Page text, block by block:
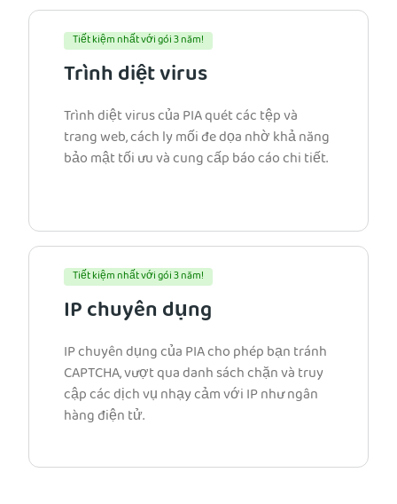
Tiết kiệm nhất với gói 3 năm!
Trình diệt virus
Trình diệt virus của PIA quét các tệp và
trang web, cách ly mối đe dọa nhờ khả năng
bảo mật tối ưu và cung cấp báo cáo chi tiết.
Tiết kiệm nhất với gói 3 năm!
IP chuyên dụng
IP chuyên dụng của PIA cho phép bạn tránh
CAPTCHA, vượt qua danh sách chặn và truy
cập các dịch vụ nhạy cảm với IP như ngân
hàng điện tử.